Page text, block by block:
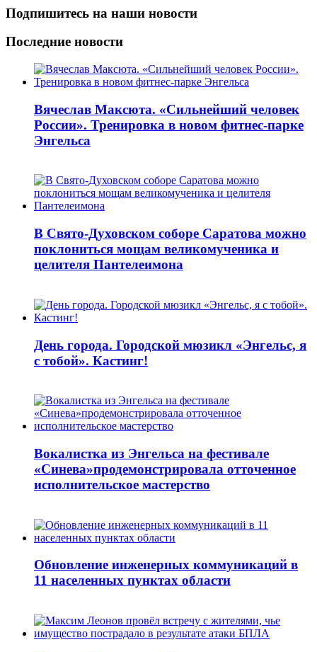
Подпишитесь на наши новости
Последние новости
Вячеслав Максюта. «Сильнейший человек
России». Тренировка в новом фитнес-парке
Энгельса
В Свято-Духовском соборе Саратова можно
поклониться мощам великомученика и
целителя Пантелеимона
День города. Городской мюзикл «Энгельс, я
с тобой». Кастинг!
Вокалистка из Энгельса на фестивале
«Синева»продемонстрировала отточенное
исполнительское мастерство
Обновление инженерных коммуникаций в
11 населенных пунктах области